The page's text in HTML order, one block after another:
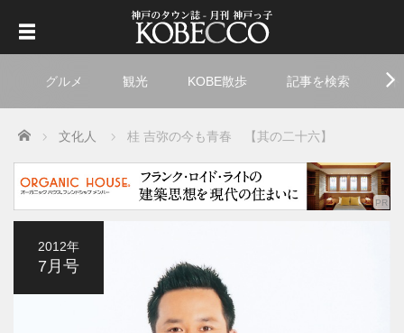
グルメ 観光 KOBE散歩 記事を検索
Home 文化人 桂 吉弥の今も青春 【其の二十六】
2012年
7月号